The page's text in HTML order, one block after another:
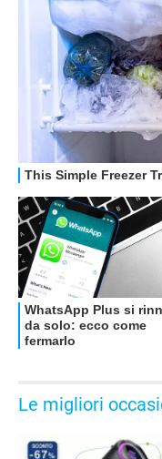
Le migliori